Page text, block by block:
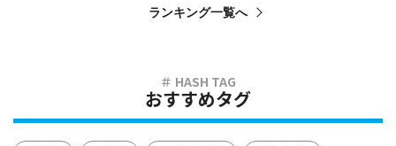
ランキング一覧へ
おすすめタグ